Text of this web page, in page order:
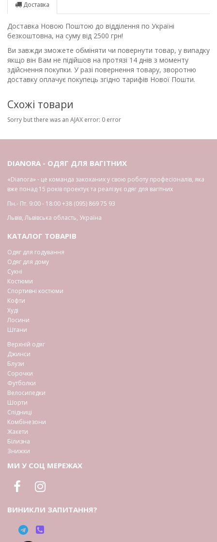
Доставка
Доставка Новою Поштою до відділення по Україні
безкоштовна, на суму від 2500 грн!
Ви завжди зможете обміняти чи повернути товар, у випадку
якщо він Вам не підійшов на протязі 14 днів з моменту
здійснення покупки. У разі повернення товару, зворотню
доставку оплачує покупець згідно тарифів Нової Пошти.
Схожі товари
Sorry but there was an AJAX error: 0 error
DIANORA - ОДЯГ ДЛЯ ВАГІТНИХ
«Dianora» - це команда закоханих у свою роботу професіоналів, яка
вже понад 15 років проектує та реалізує одяг для вагітних
Пн.- Пт. 9:00 - 18:00+38 (095) 869 75 93
Львів,Львівська область, Україна
КАТАЛОГ ТОВАРІВ
Одяг для годування
Одяг для дому
Сукні
Костюми
Спортивні костюми
Кофти
Худі
Лосини
Штани
Верхній одяг
Джинси
Блузи
Сорочки
Футболки
Велосипедки
Шорти
Спідниці
Комбінезони
Жакети
Білизна
Знижки
МИ У СОЦ МЕРЕЖАХ
ВИНИКЛИ ЗАПИТАННЯ?